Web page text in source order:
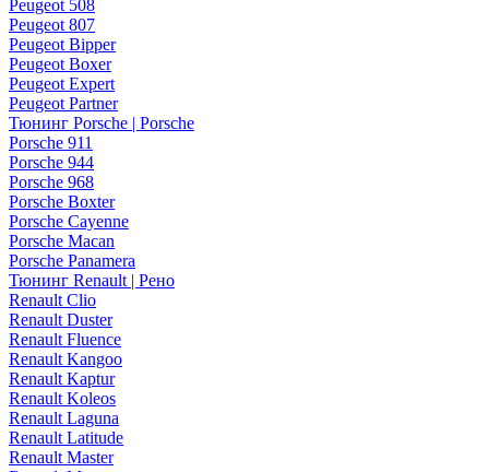
Peugeot 508
Peugeot 807
Peugeot Bipper
Peugeot Boxer
Peugeot Expert
Peugeot Partner
Тюнинг Porsche | Porsche
Porsche 911
Porsche 944
Porsche 968
Porsche Boxter
Porsche Cayenne
Porsche Macan
Porsche Panamera
Тюнинг Renault | Рено
Renault Clio
Renault Duster
Renault Fluence
Renault Kangoo
Renault Kaptur
Renault Koleos
Renault Laguna
Renault Latitude
Renault Master